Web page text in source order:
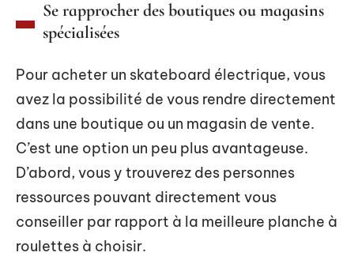
Se rapprocher des boutiques ou magasins
spécialisées
Pour acheter un skateboard électrique, vous
avez la possibilité de vous rendre directement
dans une boutique ou un magasin de vente.
C’est une option un peu plus avantageuse.
D’abord, vous y trouverez des personnes
ressources pouvant directement vous
conseiller par rapport à la meilleure planche à
roulettes à choisir.